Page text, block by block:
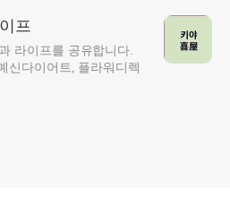
프
라이프를 공유합니다.
신다이어트, 플라워디렉